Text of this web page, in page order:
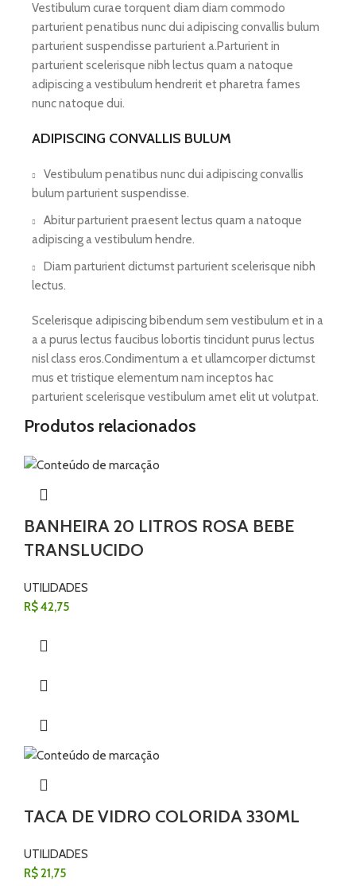
Vestibulum curae torquent diam diam commodo
parturient penatibus nunc dui adipiscing convallis bulum
parturient suspendisse parturient a.Parturient in
parturient scelerisque nibh lectus quam a natoque
adipiscing a vestibulum hendrerit et pharetra fames
nunc natoque dui.
ADIPISCING CONVALLIS BULUM
Vestibulum penatibus nunc dui adipiscing convallis
bulum parturient suspendisse.
Abitur parturient praesent lectus quam a natoque
adipiscing a vestibulum hendre.
Diam parturient dictumst parturient scelerisque nibh
lectus.
Scelerisque adipiscing bibendum sem vestibulum et in a
a a purus lectus faucibus lobortis tincidunt purus lectus
nisl class eros.Condimentum a et ullamcorper dictumst
mus et tristique elementum nam inceptos hac
parturient scelerisque vestibulum amet elit ut volutpat.
Produtos relacionados
BANHEIRA 20 LITROS ROSA BEBE
TRANSLUCIDO
UTILIDADES
R$42,75
TACA DE VIDRO COLORIDA 330ML
UTILIDADES
R$21,75